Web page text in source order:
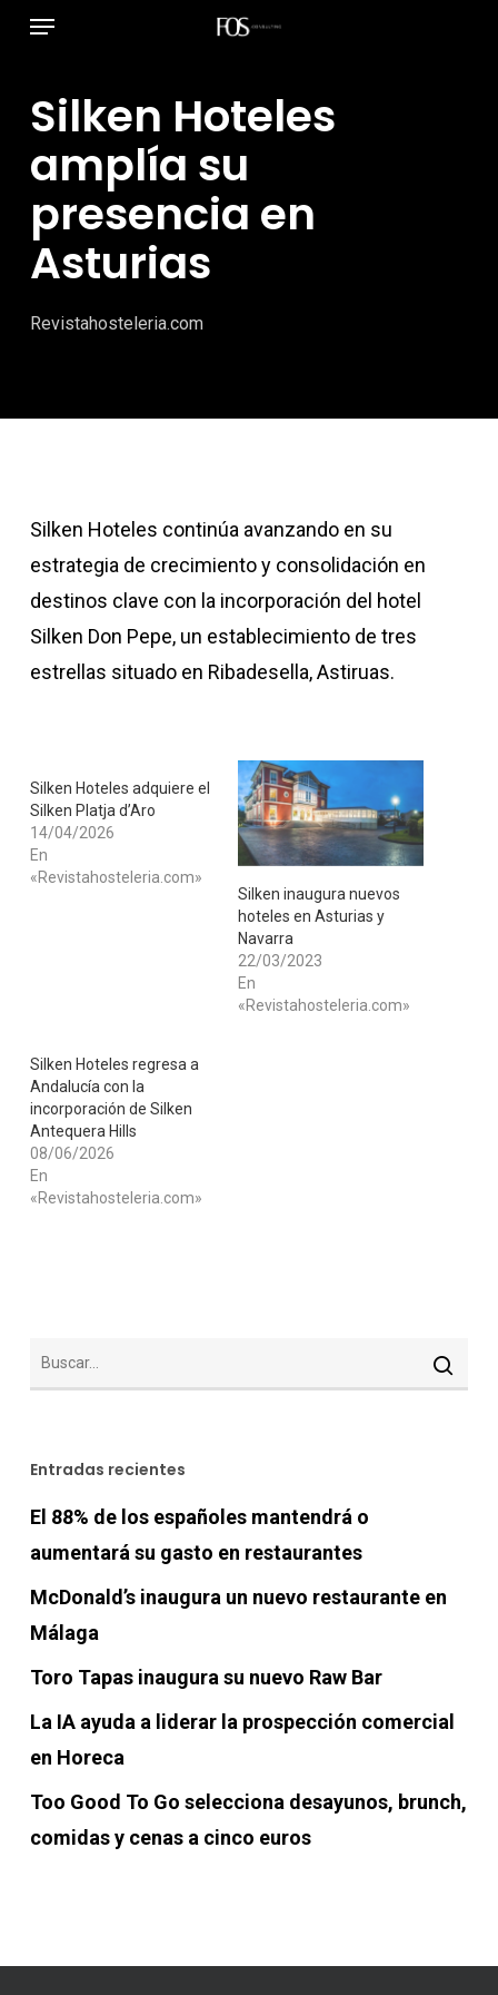
principal
Menú
Silken Hoteles
amplía su
presencia en
Asturias
Revistahosteleria.com
Silken Hoteles continúa avanzando en su
estrategia de crecimiento y consolidación en
destinos clave con la incorporación del hotel
Silken Don Pepe, un establecimiento de tres
estrellas situado en Ribadesella, Astiruas.
Silken Hoteles adquiere el
Silken Platja d’Aro
14/04/2026
En
«Revistahosteleria.com»
​Silken inaugura nuevos
hoteles en Asturias y
Navarra
22/03/2023
En
«Revistahosteleria.com»
Silken Hoteles regresa a
Andalucía con la
incorporación de Silken
Antequera Hills
08/06/2026
En
«Revistahosteleria.com»
Entradas recientes
El 88% de los españoles mantendrá o
aumentará su gasto en restaurantes
McDonald’s inaugura un nuevo restaurante en
Málaga
Toro Tapas inaugura su nuevo Raw Bar
La IA ayuda a liderar la prospección comercial
en Horeca
Too Good To Go selecciona desayunos, brunch,
comidas y cenas a cinco euros